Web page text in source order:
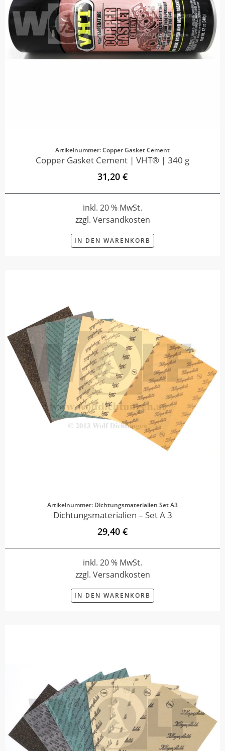
Artikelnummer: Copper Gasket Cement
Copper Gasket Cement | VHT® | 340 g
31,20 €
inkl. 20 % MwSt.
zzgl. Versandkosten
IN DEN WARENKORB
Artikelnummer: Dichtungsmaterialien Set A3
Dichtungsmaterialien – Set A 3
29,40 €
inkl. 20 % MwSt.
zzgl. Versandkosten
IN DEN WARENKORB